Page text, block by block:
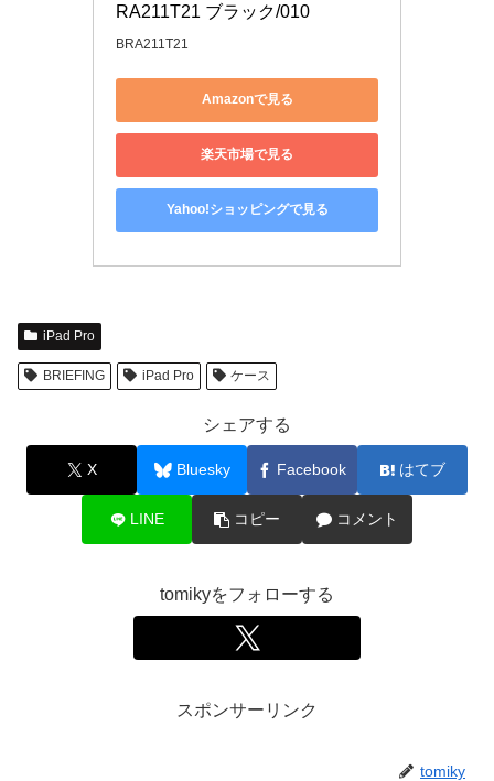
RA211T21 ブラック/010
BRA211T21
Amazonで見る
楽天市場で見る
Yahoo!ショッピングで見る
iPad Pro
BRIEFING iPad Pro ケース
シェアする
X Bluesky Facebook はてブ
LINE コピー コメント
tomikyをフォローする
スポンサーリンク
tomiky